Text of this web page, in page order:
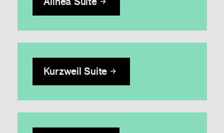
Kurzweil Suite